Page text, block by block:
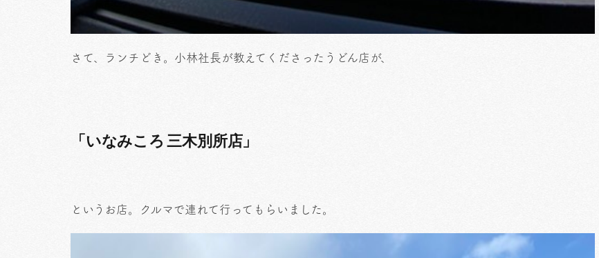
さて、ランチどき。小林社長が教えてくださったうどん店が、
「いなみころ 三木別所店」
というお店。クルマで連れて行ってもらいました。